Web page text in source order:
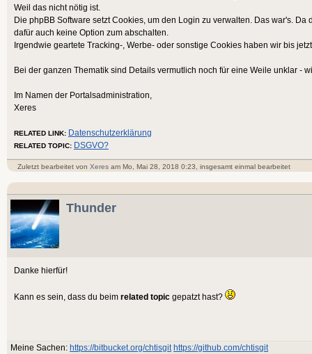
Weil das nicht nötig ist.
Die phpBB Software setzt Cookies, um den Login zu verwalten. Das war's.
dafür auch keine Option zum abschalten.
Irgendwie geartete Tracking-, Werbe- oder sonstige Cookies haben wir bis
Bei der ganzen Thematik sind Details vermutlich noch für eine Weile unklar -
Im Namen der Portalsadministration,
Xeres
RELATED LINK: Datenschutzerklärung
RELATED TOPIC: DSGVO?
Zuletzt bearbeitet von Xeresam Mo, Mai 28, 2018 0:23, insgesamt einmal bearbeitet
Thunder
Danke hierfür!
Kann es sein, dass du beim related topic gepatzt hast?
Meine Sachen: https://bitbucket.org/chtisgit https://github.com/chtisgit